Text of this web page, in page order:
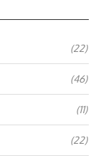
(22)
(46)
(11)
(22)